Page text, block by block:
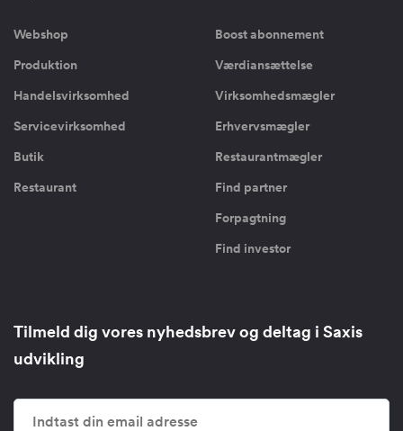
Webshop
Produktion
Handelsvirksomhed
Servicevirksomhed
Butik
Restaurant
Boost abonnement
Værdiansættelse
Virksomhedsmægler
Erhvervsmægler
Restaurantmægler
Find partner
Forpagtning
Find investor
Tilmeld dig vores nyhedsbrev og deltag i Saxis
udvikling